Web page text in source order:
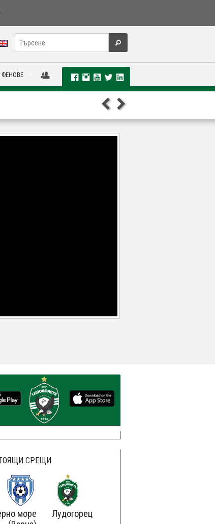
ФЕНОВЕ
СРЕЩИ
море
Лудогорец